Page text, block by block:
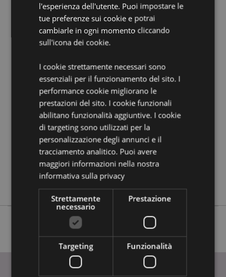
Informazioni Aggiuntive:
Vuoi informazioni su come inoltrare un ordine
utilizzando il sito internet di Puckator?Leggi la nostra
guida all'acquisto.
Dettagli del Prodotto
Informazioni
Aggiuntive
Altezza 0.5cm Larghezza 6.5cm Profondità
5055071782701
600
0.019000
No
No
l'esperienza dell'utente. Puoi impostare le
tue preferenze sui cookie e potrai
cambiarle in ogni momento cliccando
sull'icona dei cookie.
I cookie strettamente necessari sono
essenziali per il funzionamento del sito. I
performance cookie migliorano le
prestazioni del sito. I cookie funzionali
abilitano funzionalità aggiuntive. I cookie
di targeting sono utilizzati per la
personalizzazione degli annunci e il
tracciamento analitico. Puoi avere
maggiori informazioni nella nostra
informativa sulla privacy
Strettamente
necessario
Prestazione
Targeting Funzionalità